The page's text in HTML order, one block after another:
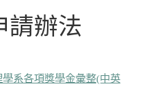
請辦法
系各項獎學金彙整(中英